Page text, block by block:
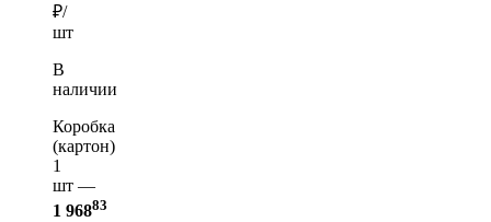
₽/
шт
В
наличии
Коробка
(картон)
1
шт —
1 96883